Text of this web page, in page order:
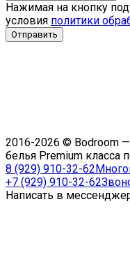
Нажимая на кнопку
условия политики
2016-2026 © Bodroom
белья Premium класса
8 (929) 910-32-62
+7 (929) 910-32-62
Написать в